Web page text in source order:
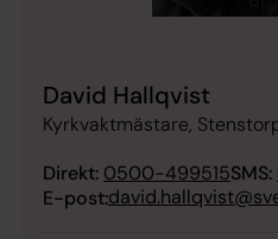
David Hallqvist
Kyrkvaktmästare,
Direkt: 0500-499515SMS:
E-post: